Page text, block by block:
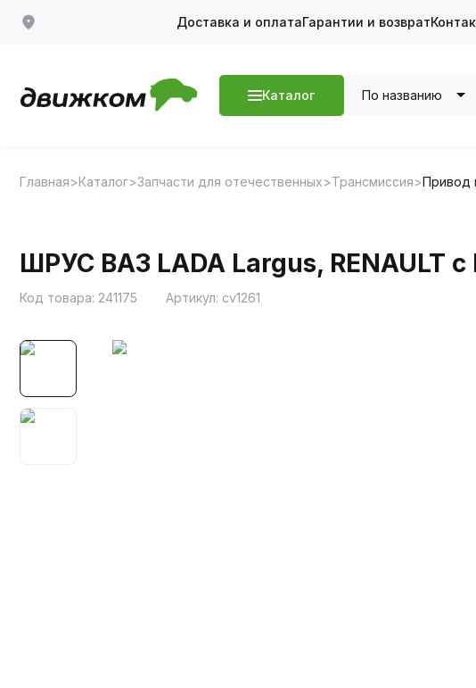
Доставка и оплатаГарантии и возврат
Каталог По названию
Главная Каталог Запчасти для отечественных Трансмиссия Привод
ШРУС ВАЗ LADA Largus, RENAULT
Код товара: 241175 Артикул: cv1261